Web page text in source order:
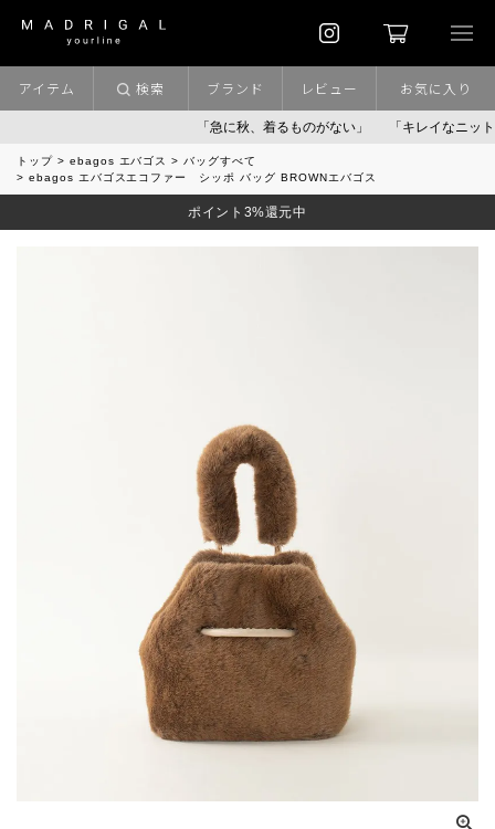
「急に秋、着るものがない」 「キレイなニット」 ポ
アイテム 検索 ブランド レビュー お気に入り
トップ ebagos エバゴス
バッグすべて
ebagos エバゴスエコファー シッポ バッグ BROWNエバゴス
ポイント3%還元中